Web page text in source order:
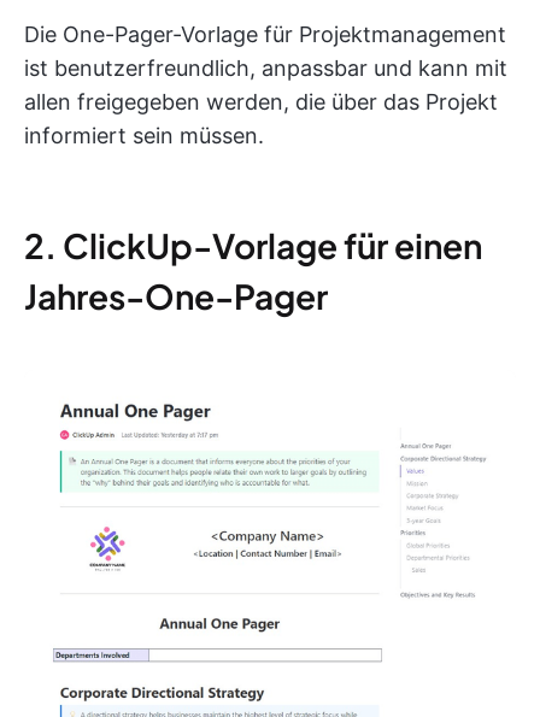
Die One-Pager-Vorlage für Projektmanagement
ist benutzerfreundlich, anpassbar und kann mit
allen freigegeben werden, die über das Projekt
informiert sein müssen.
2. ClickUp-Vorlage für einen
Jahres-One-Pager